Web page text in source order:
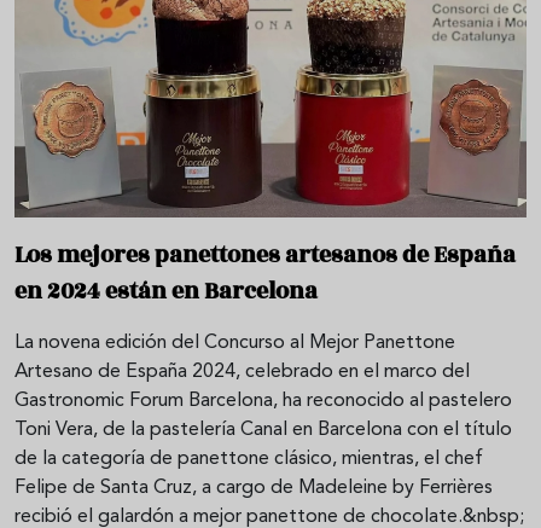
Los mejores panettones artesanos de España
en 2024 están en Barcelona
La novena edición del Concurso al Mejor Panettone
Artesano de España 2024, celebrado en el marco del
Gastronomic Forum Barcelona, ha reconocido al pastelero
Toni Vera, de la pastelería Canal en Barcelona con el título
de la categoría de panettone clásico, mientras, el chef
Felipe de Santa Cruz, a cargo de Madeleine by Ferrières
recibió el galardón a mejor panettone de chocolate.&nbsp;